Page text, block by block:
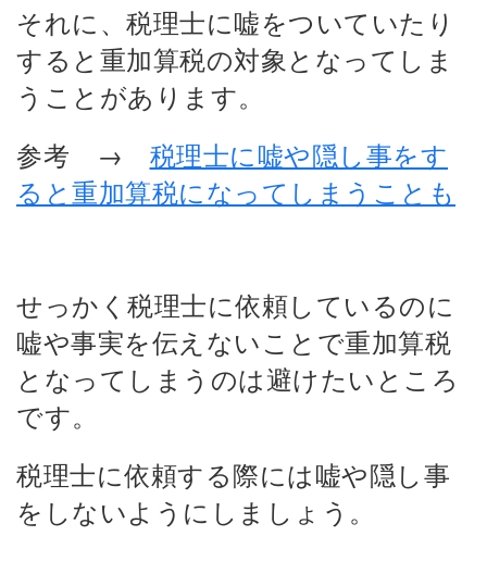
それに、税理士に嘘をついていたり
すると重加算税の対象となってしま
うことがあります。
参考 → 税理士に嘘や隠し事をす
ると重加算税になってしまうことも
せっかく税理士に依頼しているのに
嘘や事実を伝えないことで重加算税
となってしまうのは避けたいところ
です。
税理士に依頼する際には嘘や隠し事
をしないようにしましょう。